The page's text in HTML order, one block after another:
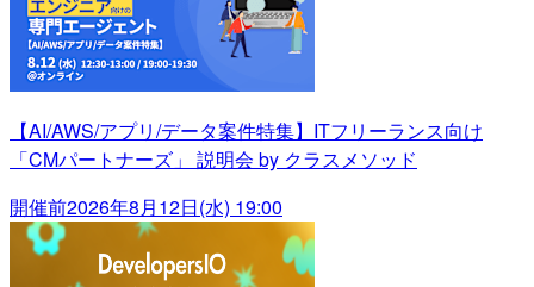
【AI/AWS/アプリ/データ案件特集】ITフリーランス向け
「CMパートナーズ」 説明会 by クラスメソッド
開催前2026年8月12日(水) 19:00